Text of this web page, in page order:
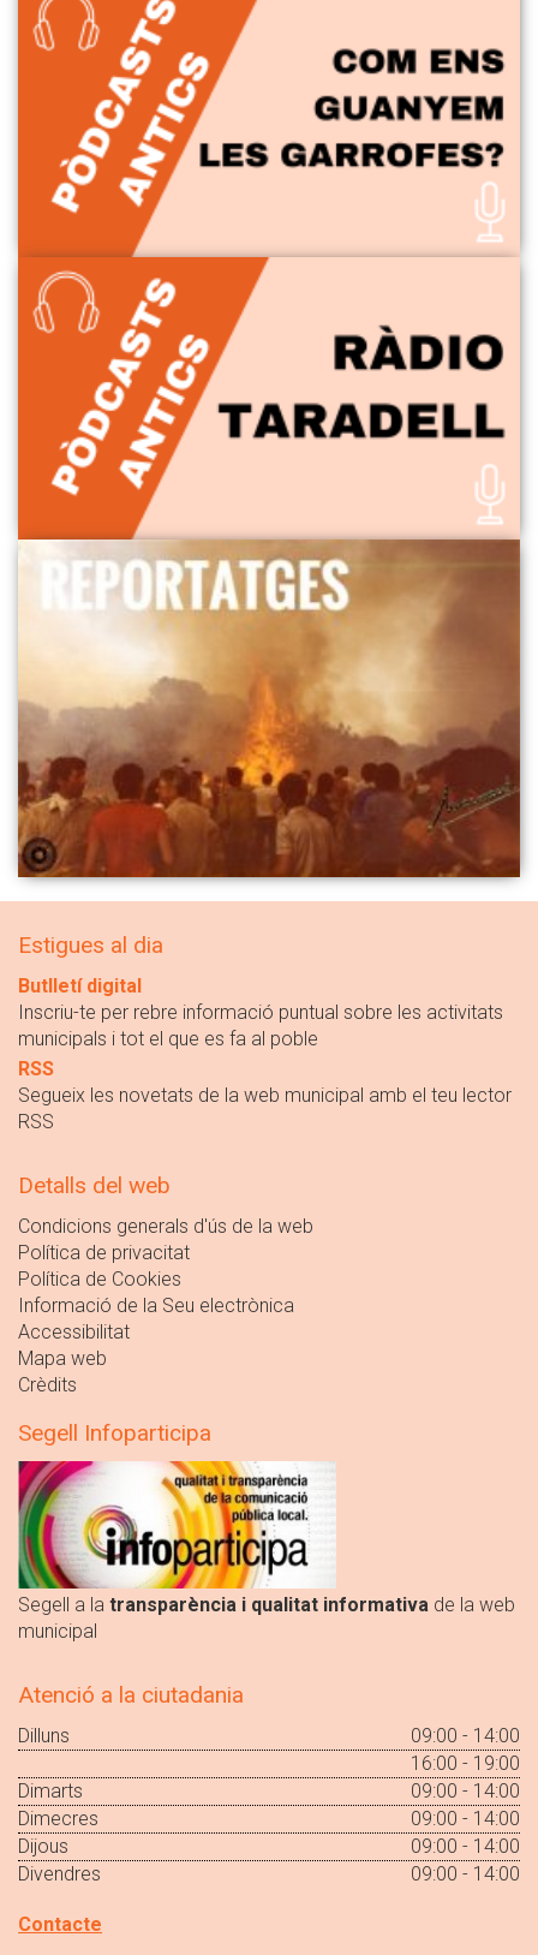
Estigues al dia
Butlletí digital
Inscriu-te per rebre informació puntual sobre les activitats
municipals i tot el que es fa al poble
RSS
Segueix les novetats de la web municipal amb el teu lector
RSS
Detalls del web
Condicions generals d'ús de la web
Política de privacitat
Política de Cookies
Informació de la Seu electrònica
Accessibilitat
Mapa web
Crèdits
Segell Infoparticipa
Segell a la transparència i qualitat informativa de la web
municipal
Atenció a la ciutadania
Dilluns
09:00 - 14:00
16:00 - 19:00
Dimarts
09:00 - 14:00
Dimecres
09:00 - 14:00
Dijous
09:00 - 14:00
Divendres
09:00 - 14:00
Contacte